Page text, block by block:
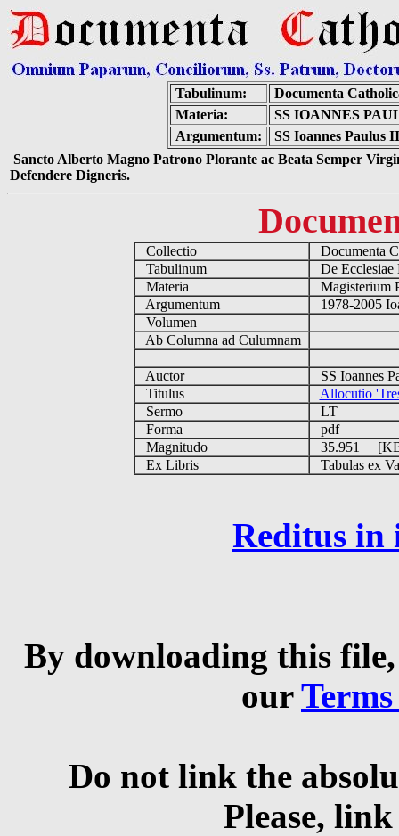
Tabulinum:
Documenta
Materia:
SS IOANNES
Argumentum:
SS Ioannes Paulus
Sancto Alberto Magno Patrono Plorante ac Beata Semper
Defendere Digneris.
Collectio
Documenta
Tabulinum
De
Materia
Magisterium
Argumentum
1978-2005
Volumen
Ab Columna ad Culumnam
Auctor
SS Ioannes
Titulus
Allocutio
Sermo
LT
Forma
pdf
Magnitudo
35.951
Ex Libris
Tabulas ex
Reditus in
By downloading this
our
Do not link the
Please,